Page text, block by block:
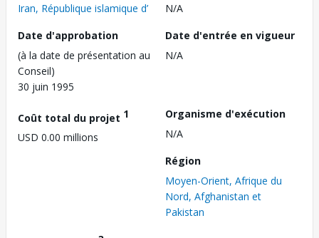
Iran, République islamique d’
N/A
Date d'approbation
(à la date de présentation au
Conseil)
30 juin 1995
Date d'entrée en vigueur
N/A
Coût total du projet 1
USD 0.00 millions
Organisme d'exécution
N/A
Région
Moyen-Orient, Afrique du
Nord, Afghanistan et
Pakistan